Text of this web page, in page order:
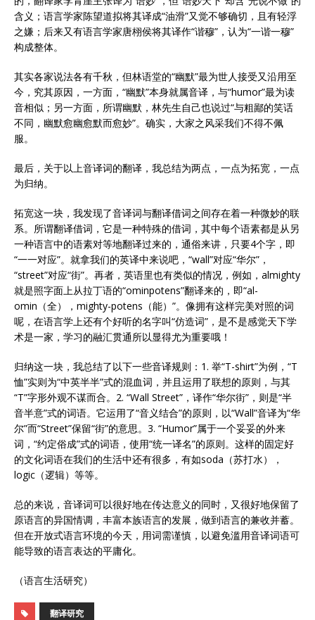
含义；语言学家陈望道拟将其译成“油滑”又觉不够确切，且有轻浮
之嫌；后来又有语言学家唐栩侯将其译作“谐穆”，认为“一谐一穆”
构成整体。
其实各家说法各有千秋，但林语堂的“幽默”最为世人接受又沿用至
今，究其原因，一方面，“幽默”本身就属音译，与“humor”最为读
音相似；另一方面，所谓幽默，林先生自己也说过“与粗鄙的笑话
不同，幽默愈幽愈默而愈妙”。确实，大家之风采我们不得不佩
服。
最后，关于以上音译词的翻译，我总结为两点，一点为拓宽，一点
为归纳。
拓宽这一块，我发现了音译词与翻译借词之间存在着一种微妙的联
系。所谓翻译借词，它是一种特殊的借词，其中每个语素都是从另
一种语言中的语素对等地翻译过来的，通俗来讲，只要4个字，即
“一一对应”。就拿我们的英译中来说吧，“wall”对应“华尔”，
“street”对应“街”。再者，英语里也有类似的情况，例如，almighty
就是照字面上从拉丁语的“ominpotens”翻译来的，即“al-
omin（全），mighty-potens（能）”。像拥有这样完美对照的词
呢，在语言学上还有个好听的名字叫“仿造词”，是不是感觉天下学
术是一家，学习的融汇贯通所以显得尤为重要哦！
归纳这一块，我总结了以下一些音译规则：1. 举“T-shirt”为例，“T
恤”实则为“中英半半”式的混血词，并且运用了联想的原则，与其
“T”字形外观不谋而合。2. “Wall Street”，译作“华尔街”，则是“半
音半意”式的词语。它运用了“音义结合”的原则，以“Wall”音译为“华
尔”而“Street”保留“街”的意思。3. “Humor”属于一个妥妥的外来
词，“约定俗成”式的词语，使用“统一译名”的原则。这样的固定好
的文化词语在我们的生活中还有很多，有如soda（苏打水），
logic（逻辑）等等。
总的来说，音译词可以很好地在传达意义的同时，又很好地保留了
原语言的异国情调，丰富本族语言的发展，做到语言的兼收并蓄。
但在开放式语言环境的今天，用词需谨慎，以避免滥用音译词语可
能导致的语言表达的平庸化。
（语言生活研究）
翻译研究